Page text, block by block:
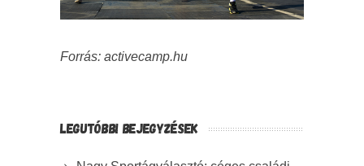
Forrás: activecamp.hu
LEGUTÓBBI BEJEGYZÉSEK